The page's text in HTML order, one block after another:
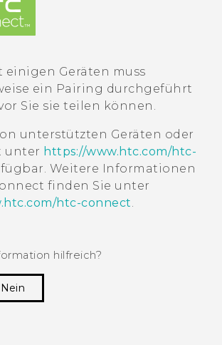
Geräten muss
ein Pairing durchgeführt
Sie sie teilen können.
unterstützten Geräten oder
unter https://www.htc.com/htc-
Weitere Informationen
finden Sie unter
htc-connect.
hilfreich?
Nein